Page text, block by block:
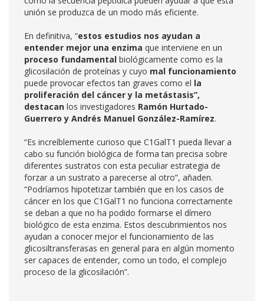
unión se produzca de un modo más eficiente.
En definitiva, “estos estudios nos ayudan a
entender mejor una enzima que interviene en un
proceso fundamental biológicamente como es la
glicosilación de proteínas y cuyo mal funcionamiento
puede provocar efectos tan graves como el la
proliferación del cáncer y la metástasis”,
destacan los investigadores Ramón Hurtado-
Guerrero y Andrés Manuel González-Ramírez.
“Es increíblemente curioso que C1GalT1 pueda llevar a
cabo su función biológica de forma tan precisa sobre
diferentes sustratos con esta peculiar estrategia de
forzar a un sustrato a parecerse al otro”, añaden.
“Podríamos hipotetizar también que en los casos de
cáncer en los que C1GalT1 no funciona correctamente
se deban a que no ha podido formarse el dímero
biológico de esta enzima. Estos descubrimientos nos
ayudan a conocer mejor el funcionamiento de las
glicosiltransferasas en general para en algún momento
ser capaces de entender, como un todo, el complejo
proceso de la glicosilación”.